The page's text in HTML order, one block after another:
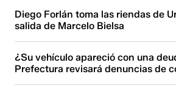
Diego Forlán toma las riendas de
salida de Marcelo Bielsa
¿Su vehículo apareció con una
Prefectura revisará denuncias de